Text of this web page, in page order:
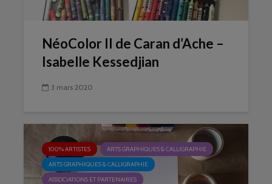
NéoColor II de Caran d’Ache –
Isabelle Kessedjian
3 mars 2020
100% ARTISTES
ARTS GRAPHIQUES & CALLIGRAPHIE
ARTS GRAPHIQUES & CALLIGRAPHIE
ASSOCIATIONS ET PARTENAIRES